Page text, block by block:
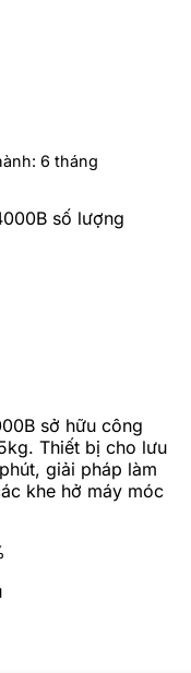
6 tháng
số lượng
sở hữu công
Thiết bị cho lưu
giải pháp làm
khe hở máy móc